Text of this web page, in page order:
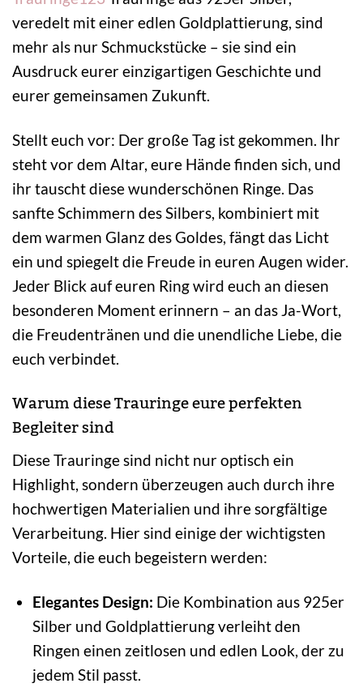
veredelt mit einer edlen Goldplattierung, sind
mehr als nur Schmuckstücke – sie sind ein
Ausdruck eurer einzigartigen Geschichte und
eurer gemeinsamen Zukunft.
Stellt euch vor: Der große Tag ist gekommen. Ihr
steht vor dem Altar, eure Hände finden sich, und
ihr tauscht diese wunderschönen Ringe. Das
sanfte Schimmern des Silbers, kombiniert mit
dem warmen Glanz des Goldes, fängt das Licht
ein und spiegelt die Freude in euren Augen wider.
Jeder Blick auf euren Ring wird euch an diesen
besonderen Moment erinnern – an das Ja-Wort,
die Freudentränen und die unendliche Liebe, die
euch verbindet.
Warum diese Trauringe eure perfekten
Begleiter sind
Diese Trauringe sind nicht nur optisch ein
Highlight, sondern überzeugen auch durch ihre
hochwertigen Materialien und ihre sorgfältige
Verarbeitung. Hier sind einige der wichtigsten
Vorteile, die euch begeistern werden:
Elegantes Design: Die Kombination aus 925er
Silber und Goldplattierung verleiht den
Ringen einen zeitlosen und edlen Look, der zu
jedem Stil passt.